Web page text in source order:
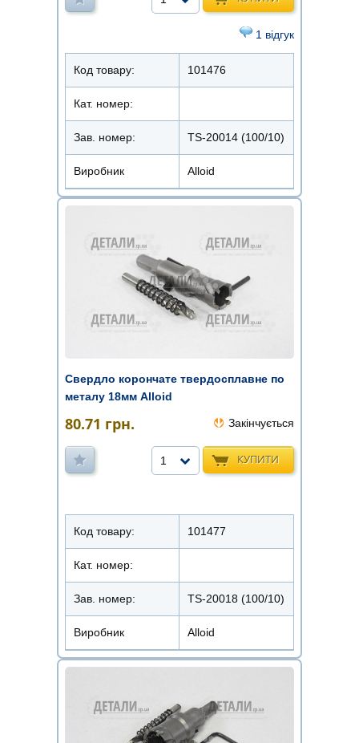
1 відгук
Код товару: 101476
Кат. номер:
Зав. номер: TS-20014 (100/10)
Виробник Alloid
Свердло корончате твердосплавне по
металу 18мм Alloid
80.71 грн. Закінчується
КУПИТИ
1
Код товару: 101477
Кат. номер:
Зав. номер: TS-20018 (100/10)
Виробник Alloid